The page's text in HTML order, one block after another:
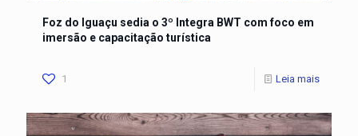
Foz do Iguaçu sedia o 3º Integra BWT com foco em
imersão e capacitação turística
1 Leia mais